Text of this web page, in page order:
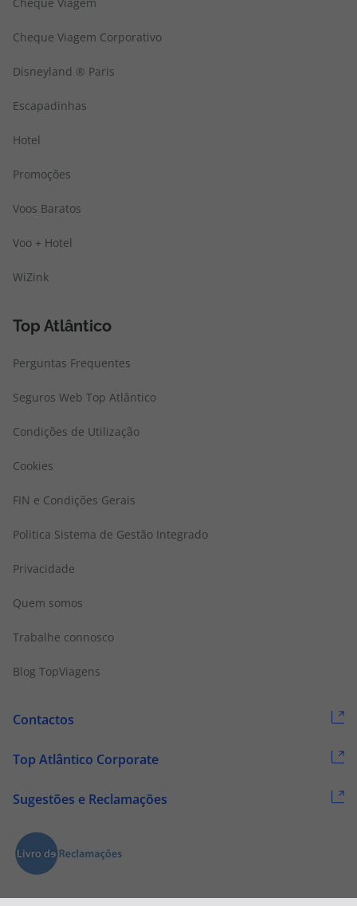
Cheque Viagem Corporativo
Disneyland ® Paris
Escapadinhas
Hotel
Promoções
Voos Baratos
Voo + Hotel
WiZink
Top Atlântico
Perguntas Frequentes
Seguros Web Top Atlântico
Condições de Utilização
Cookies
FIN e Condições Gerais
Politica Sistema de Gestão Integrado
Privacidade
Quem somos
Trabalhe connosco
Blog TopViagens
Contactos
Top Atlântico Corporate
Sugestões e Reclamações